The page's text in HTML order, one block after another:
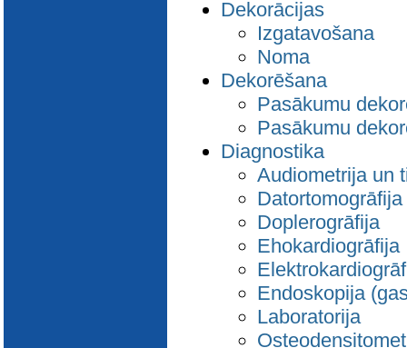
Dekorācijas
Izgatavošana
Noma
Dekorēšana
Pasākumu
Pasākumu
Diagnostika
Audiometrija un
Doplerogrāfija
Ehokardiogrāfija
Endoskopija
Laboratorija